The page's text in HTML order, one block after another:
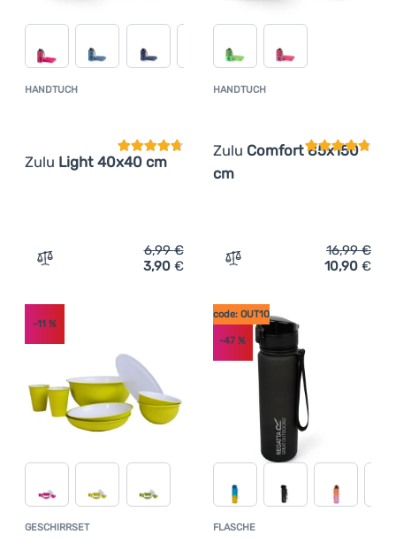
HANDTUCH
Zulu Light 40x40 cm
Kundenbewertung
Zum Vergleich 'Handtuch Zulu Light 40x40 cm'
6,99€
3,90 €
HANDTUCH
Zulu Comfort 85x150
cm
Zum Vergleich
16,99€
10,90 €
GESCHIRRSET
-11 %
FLASCHE
code: OUT10
-47 %